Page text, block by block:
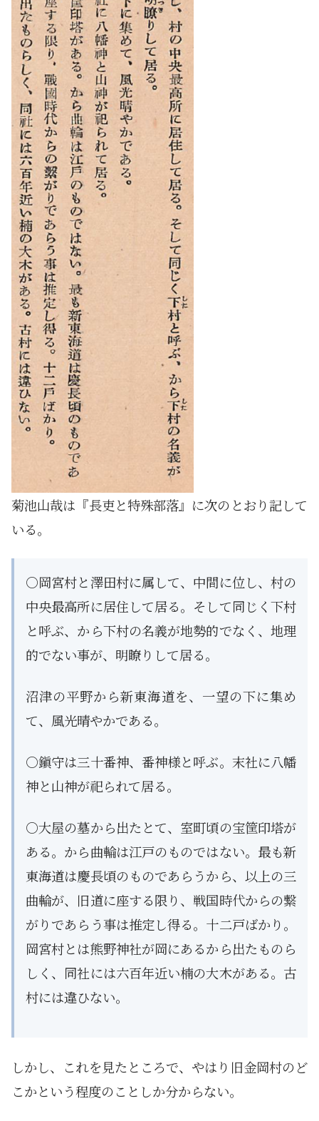
菊池山哉は『長吏と特殊部落』に次のとおり記して
いる。
○岡宮村と澤田村に属して、中間に位し、村の
中央最高所に居住して居る。そして同じく下村
と呼ぶ、から下村の名義が地勢的でなく、地理
的でない事が、明瞭りして居る。
沼津の平野から新東海道を、一望の下に集め
て、風光晴やかである。
○鎭守は三十番神、番神様と呼ぶ。末社に八幡
神と山神が祀られて居る。
○大屋の墓から出たとて、室町頃の宝筐印塔が
ある。から曲輪は江戸のものではない。最も新
東海道は慶長頃のものであらうから、以上の三
曲輪が、旧道に座する限り、戦国時代からの繋
がりであらう事は推定し得る。十二戸ばかり。
岡宮村とは熊野神社が岡にあるから出たものら
しく、同社には六百年近い楠の大木がある。古
村には違ひない。
しかし、これを見たところで、やはり旧金岡村のど
こかという程度のことしか分からない。